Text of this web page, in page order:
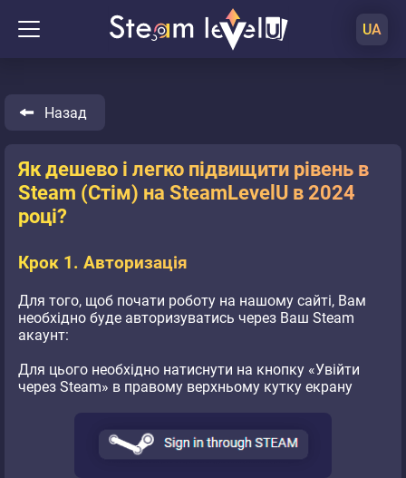
UA
Назад
Як дешево і легко підвищити рівень в
Steam (Стім) на SteamLevelU в 2024
році?
Крок 1. Авторизація
Для того, щоб почати роботу на нашому сайті, Вам
необхідно буде авторизуватись через Ваш Steam
акаунт:
Для цього необхідно натиснути на кнопку «Увійти
через Steam» в правому верхньому кутку екрану